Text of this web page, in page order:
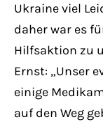
Ukraine viel
daher war es
Hilfsaktion zu
Ernst: „Unser
einige
auf den Weg